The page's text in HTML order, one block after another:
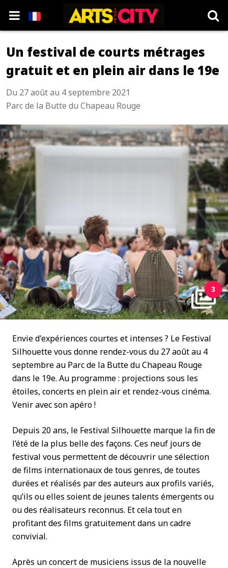
Un festival de courts métrages
gratuit et en plein air dans le 19e
Du 27 août au 4 septembre 2021
Parc de la Butte du Chapeau Rouge
3
Envie d'expériences courtes et intenses ? Le Festival
Silhouette vous donne rendez-vous du 27 août au 4
septembre au Parc de la Butte du Chapeau Rouge
dans le 19e. Au programme : projections sous les
étoiles, concerts en plein air et rendez-vous cinéma.
Venir avec son apéro !
Depuis 20 ans, le Festival Silhouette marque la fin de
l’été de la plus belle des façons. Ces neuf jours de
festival vous permettent de découvrir une sélection
de films internationaux de tous genres, de toutes
durées et réalisés par des auteurs aux profils variés,
qu’ils ou elles soient de jeunes talents émergents ou
ou des réalisateurs reconnus. Et cela tout en
profitant des films gratuitement dans un cadre
convivial.
Après un concert de musiciens issus de la nouvelle